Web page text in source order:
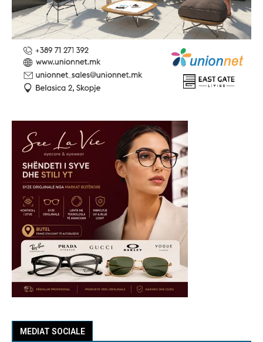
MEDIAT SOCIALE